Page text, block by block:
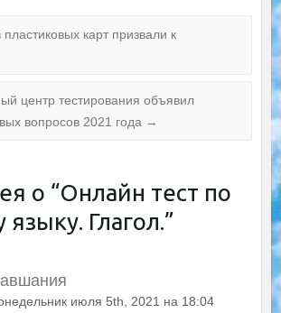
карт призвали к
центр тестирования объявил
вопросов 2021 года →
о “Онлайн тест по
языку. Глагол.”
июля 5th, 2021 на 18:04